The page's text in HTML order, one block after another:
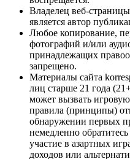
Владелец веб-
является автор
Любое копирование,
фотографий и/или
принадлежащих
запрещено.
Материалы сайта
лиц старше 21 года
может вызвать
правила (принципы)
обнаружении первых
немедленно
участие в азартных
доходов или